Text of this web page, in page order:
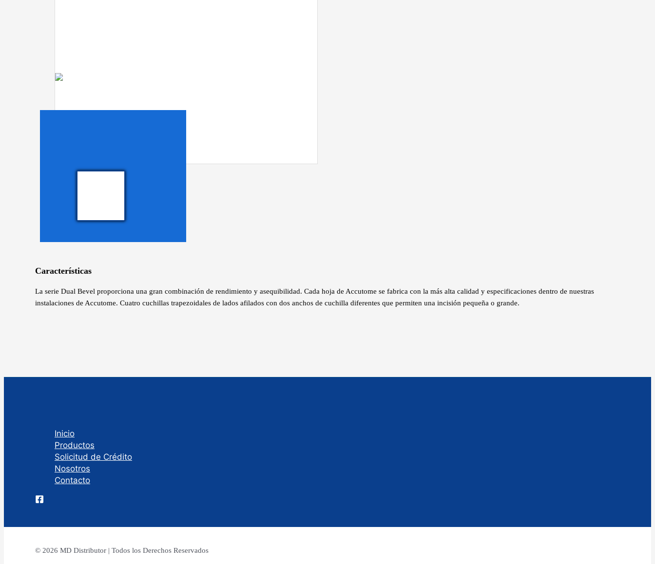
Características
La serie Dual Bevel proporciona una gran combinación de rendimiento y asequibilidad. Cada hoja de Accutome se fabrica con la más alta calidad y especificaciones dentro de nuestras
instalaciones de Accutome. Cuatro cuchillas trapezoidales de lados afilados con dos anchos de cuchilla diferentes que permiten una incisión pequeña o grande.
Inicio
Productos
Solicitud de Crédito
Nosotros
Contacto
© 2026 MD Distributor | Todos los Derechos Reservados